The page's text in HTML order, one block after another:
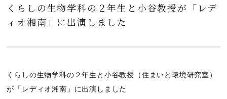
くらしの生物学科の２年生と小谷教授が「レデ
ィオ湘南」に出演しました
くらしの生物学科の２年生と小谷教授（住まいと環境研究室）
が「レディオ湘南」に出演しました